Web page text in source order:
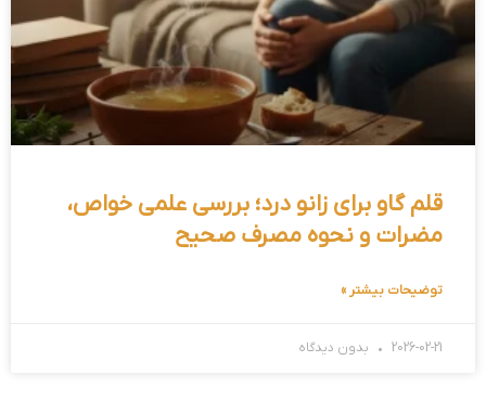
قلم گاو برای زانو درد؛ بررسی علمی خواص،
مضرات و نحوه مصرف صحیح
توضیحات بیشتر »
2026-02-21 بدون دیدگاه